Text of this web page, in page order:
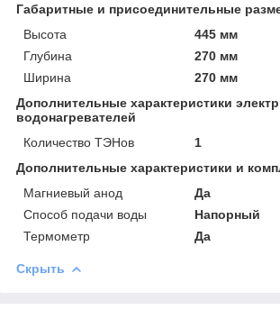
Габаритные и присоединительные
Высота
445 мм
Глубина
270 мм
Ширина
270 мм
Дополнительные характеристики
водонагревателей
Количество ТЭНов
1
Дополнительные характеристики и
Магниевый анод
Да
Способ подачи воды
Напорный
Термометр
Да
Скрыть